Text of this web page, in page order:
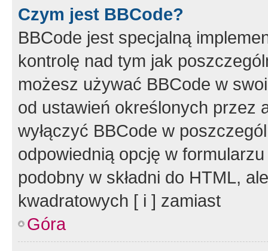
Czym jest BBCode?
BBCode jest specjalną
kontrolę nad tym jak
możesz używać BBCode w
od ustawień określonych przez
wyłączyć BBCode w
odpowiednią opcję w
podobny w składni do HTML,
kwadratowych [ i ] zamiast
Góra